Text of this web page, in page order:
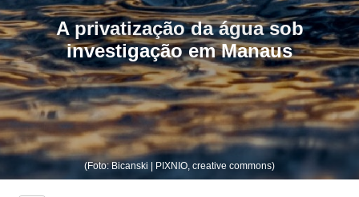
A privatização da água sob
investigação em Manaus
(Foto: Bicanski | PIXNIO, creative commons)